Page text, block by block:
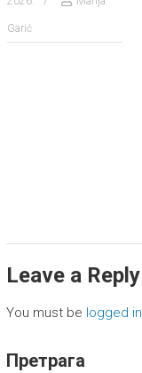
Garić
Leave a Reply
You must be logged in
Претрага